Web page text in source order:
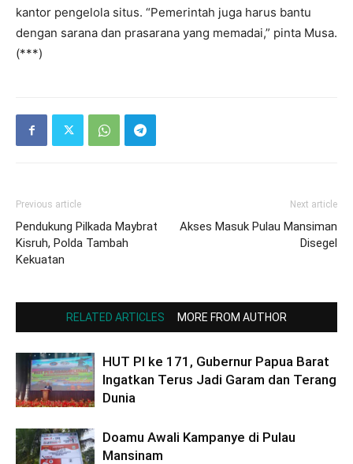
kantor pengelola situs. “Pemerintah juga harus bantu
dengan sarana dan prasarana yang memadai,” pinta Musa.
(***)
Previous article
Pendukung Pilkada Maybrat
Kisruh, Polda Tambah
Kekuatan
Next article
Akses Masuk Pulau Mansiman
Disegel
RELATED ARTICLES MORE FROM AUTHOR
HUT PI ke 171, Gubernur Papua Barat
Ingatkan Terus Jadi Garam dan Terang
Dunia
Doamu Awali Kampanye di Pulau
Mansinam